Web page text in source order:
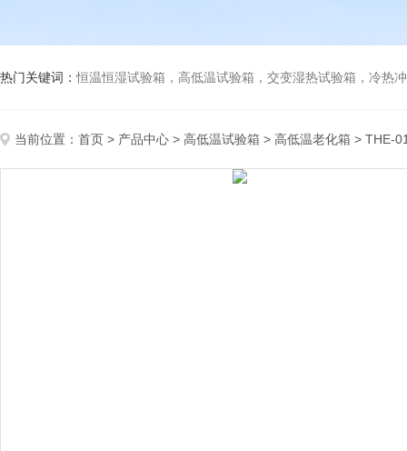
热门关键词：恒温恒湿试验箱，高低温试验箱，交变湿热试验箱，冷热冲击试验
当前位置： 首页 > 产品中心 > 高低温试验箱 > 高低温老化箱 > THE-